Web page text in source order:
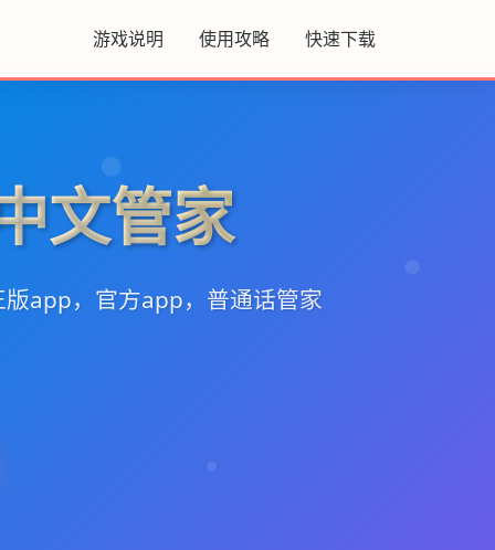
游戏说明 使用攻略 快速下载
文管家
app，官方app，普通话管家